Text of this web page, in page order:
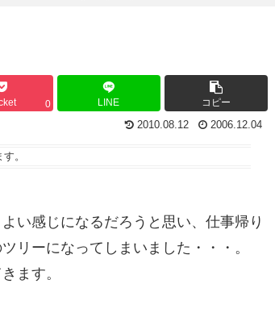
0 LINE コピー
2010.08.12 2006.12.04
。
い感じになるだろうと思い、仕事帰り
リーになってしまいました・・・。
ます。